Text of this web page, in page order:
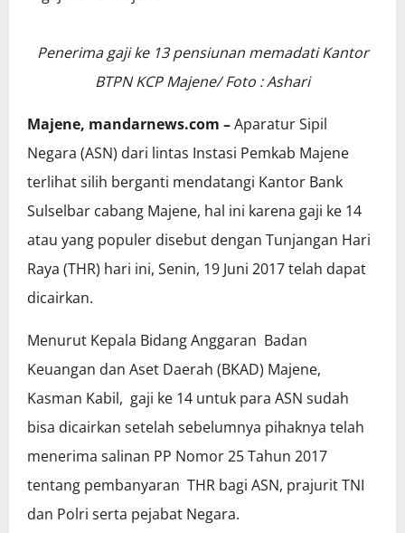
Penerima gaji ke 13 pensiunan memadati Kantor
BTPN KCP Majene/ Foto : Ashari
Majene, mandarnews.com –Aparatur Sipil
Negara (ASN) dari lintas Instasi Pemkab Majene
terlihat silih berganti mendatangi Kantor Bank
Sulselbar cabang Majene, hal ini karena gaji ke 14
atau yang populer disebut dengan Tunjangan Hari
Raya (THR) hari ini, Senin, 19 Juni 2017 telah dapat
dicairkan.
Menurut Kepala Bidang Anggaran Badan
Keuangan dan Aset Daerah (BKAD) Majene,
Kasman Kabil, gaji ke 14 untuk para ASN sudah
bisa dicairkan setelah sebelumnya pihaknya telah
menerima salinan PP Nomor 25 Tahun 2017
tentang pembanyaran THR bagi ASN, prajurit TNI
dan Polri serta pejabat Negara.